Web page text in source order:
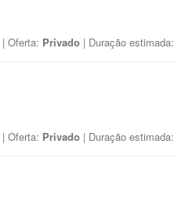
| Oferta: Privado | Duração estimada:
| Oferta: Privado | Duração estimada: